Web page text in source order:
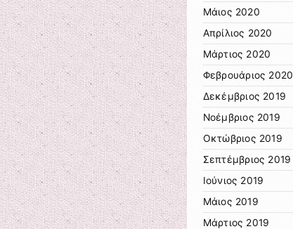
Μάιος 2020
Απρίλιος 2020
Μάρτιος 2020
Φεβρουάριος 2020
Δεκέμβριος 2019
Νοέμβριος 2019
Οκτώβριος 2019
Σεπτέμβριος 2019
Ιούνιος 2019
Μάιος 2019
Μάρτιος 2019